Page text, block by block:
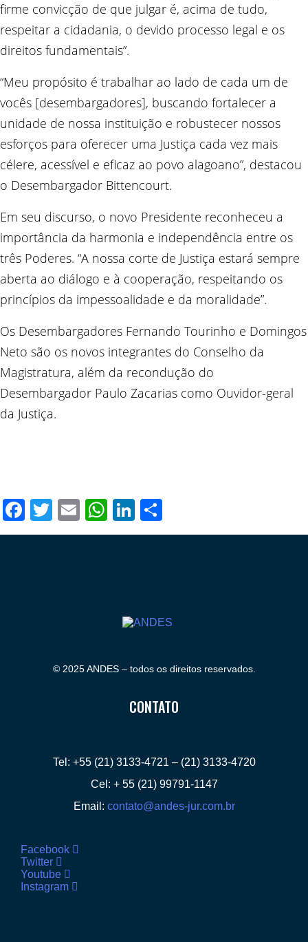
firme convicção de que julgar é, acima de tudo,
respeitar a cidadania, o devido processo legal e os
direitos fundamentais”.
“Meu propósito é trabalhar ao lado de cada um de
vocês [desembargadores], buscando fortalecer a
unidade de nossa instituição e robustecer nossos
esforços para oferecer uma Justiça cada vez mais
célere, acessível e eficaz ao povo alagoano”, destacou
o Desembargador Bittencourt.
Em seu discurso, o novo Presidente reconheceu a
importância da harmonia e independência entre os
três Poderes. “A nossa corte de Justiça estará sempre
aberta ao diálogo e à cooperação, respeitando os
princípios da impessoalidade e da moralidade”.
Os Desembargadores Fernando Tourinho e Domingos
Neto são os novos integrantes do Conselho da
Magistratura, além da recondução do
Desembargador Paulo Zacarias como Ouvidor-geral
da Justiça.
Facebook
Twitter
EmailWhatsApp
LinkedIn
© 2025 ANDES – todos os direitos reservados.
CONTATO
Tel: +55 (21) 3133-4721 – (21) 3133-4720
Cel: + 55 (21) 99791-1147
Email: contato@andes-jur.com.br
Facebook
Twitter
Youtube
Instagram